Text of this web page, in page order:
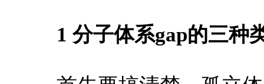
1 分子体系gap的三种